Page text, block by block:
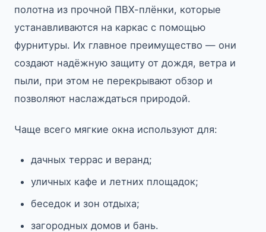
полотна из прочной ПВХ-плёнки, которые
устанавливаются на каркас с помощью
фурнитуры. Их главное преимущество — они
создают надёжную защиту от дождя, ветра и
пыли, при этом не перекрывают обзор и
позволяют наслаждаться природой.
Чаще всего мягкие окна используют для:
дачных террас и веранд;
уличных кафе и летних площадок;
беседок и зон отдыха;
загородных домов и бань.